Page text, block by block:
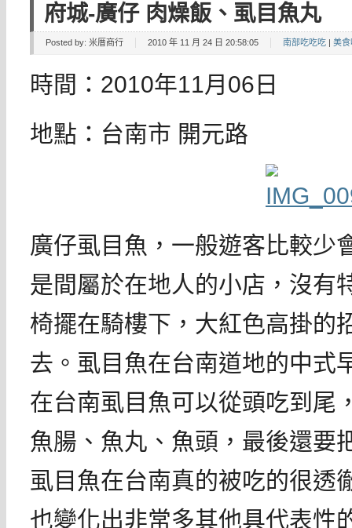
府城-廣仔 肉燥飯、虱目魚丸
Posted by: 米厝商行 2010 年 11 月 24 日 20:58:05 南部吃吃吃 美食
時間：2010年11月06日
地點：台南市 開元路
廣仔虱目魚，一般遊客比較少
是間屬於在地人的小店，沒有
椅擺在騎樓下，大紅色高掛的
去。虱目魚在台南道地的中式
在台南虱目魚可以從頭吃到尾
魚腸、魚丸、魚頭，最後還要
虱目魚在台南真的被吃的很透
也變化出非常多其他具代表性